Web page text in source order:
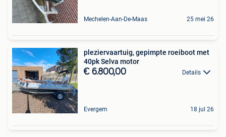
Mechelen-Aan-De-Maas 25 mei 26
pleziervaartuig, gepimpte roeiboot met
40pk Selva motor
€ 6.800,00 Details
Evergem 18 jul 26